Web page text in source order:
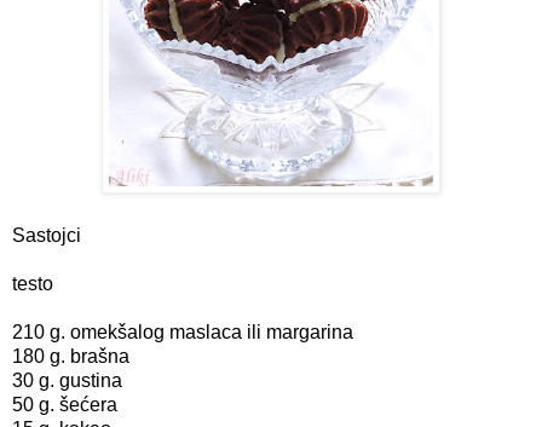
Sastojci
testo
210 g. omekšalog maslaca ili margarina
180 g. brašna
30 g. gustina
50 g. šećera